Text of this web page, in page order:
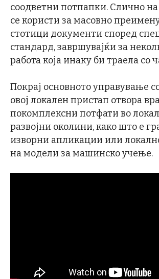
соодветни потпапки. Слично
се користи за масовно
стотици документи според
стандард, завршувајќи за
работа која инаку би траела со
Покрај основното управување
овој локален пристап отвора
покомплексни потфати во
развојни околини, како што е
изворни апликации или
на модели за машинско учење.